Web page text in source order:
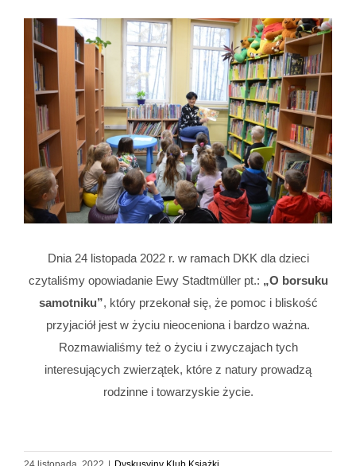
Pokaż
większy
obrazek
Dnia 24 listopada 2022 r. w ramach DKK dla dzieci
czytaliśmy opowiadanie Ewy Stadtmüller pt.: „O borsuku
samotniku”, który przekonał się, że pomoc i bliskość
przyjaciół jest w życiu nieoceniona i bardzo ważna.
Rozmawialiśmy też o życiu i zwyczajach tych
interesujących zwierzątek, które z natury prowadzą
rodzinne i towarzyskie życie.